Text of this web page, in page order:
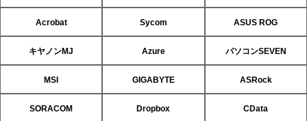
Acrobat Sycom ASUS ROG
キヤノンMJ Azure パソコンSEVEN
MSI GIGABYTE ASRock
SORACOM Dropbox CData